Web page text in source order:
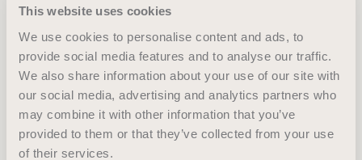
This website uses cookies
We use cookies to personalise content and ads, to
provide social media features and to analyse our traffic.
We also share information about your use of our site with
our social media, advertising and analytics partners who
may combine it with other information that you’ve
provided to them or that they’ve collected from your use
of their services.
italiens leur style intemporel. Le design intemporel
s'adapte sans effort aux intérieurs classiques et
contemporains. Disponible en trois variantes avec
différentes hauteurs de velours, un tapis Caro est
un investissement dans la beauté, l'artisanat et la
sophistication durable - le croisement ultime entre
le chic moderne et l'élégance modeste.